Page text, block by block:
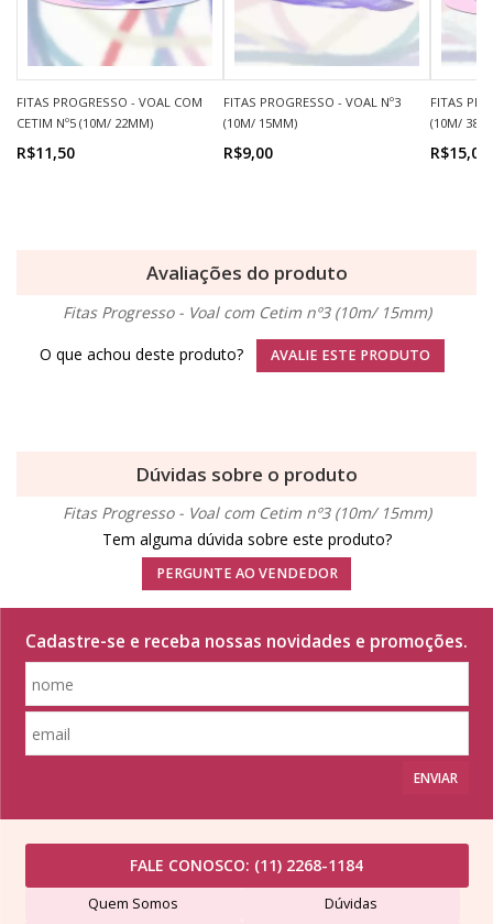
FITAS PROGRESSO - VOAL COM
CETIM Nº5 (10M/ 22MM)
R$11,50
FITAS PROGRESSO - VOAL Nº3
(10M/ 15MM)
R$9,00
FITAS
(10M/
R$15,00
Avaliações do produto
Fitas Progresso - Voal com Cetim nº3 (10m/ 15mm)
O que achou deste produto?
AVALIE ESTE PRODUTO
Dúvidas sobre o produto
Fitas Progresso - Voal com Cetim nº3 (10m/ 15mm)
Tem alguma dúvida sobre este produto?
PERGUNTE AO VENDEDOR
Cadastre-se e receba nossas novidades e promoções.
ENVIAR
FALE CONOSCO: (11) 2268-1184
Quem Somos Dúvidas